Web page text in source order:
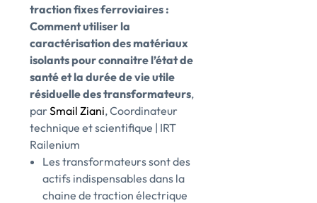
traction fixes ferroviaires :
Comment utiliser la
caractérisation des matériaux
isolants pour connaitre l’état de
santé et la durée de vie utile
résiduelle des transformateurs,
parSmail Ziani, Coordinateur
technique et scientifique | IRT
Railenium
Les transformateurs sont des
actifs indispensables dans la
chaine de traction électrique